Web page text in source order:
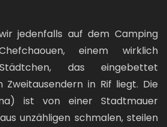
jedenfalls auf dem Camping
einem wirklich
das eingebettet
Zweitausendern in Rif liegt. Die
ist von einer Stadtmauer
unzähligen schmalen, steilen